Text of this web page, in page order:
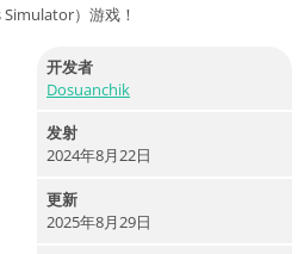
）游戏！
开发者
Dosuanchik
发射
2024年8月22日
更新
2025年8月29日